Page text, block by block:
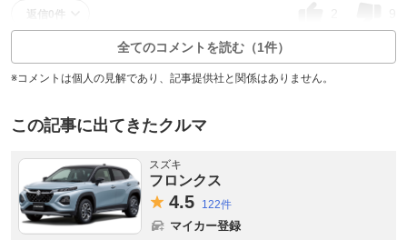
返信0件
全てのコメントを読む（1件）
※コメントは個人の見解であり、記事提供社と関係はありません。
この記事に出てきたクルマ
スズキ
フロンクス
4.5 122件
マイカー登録